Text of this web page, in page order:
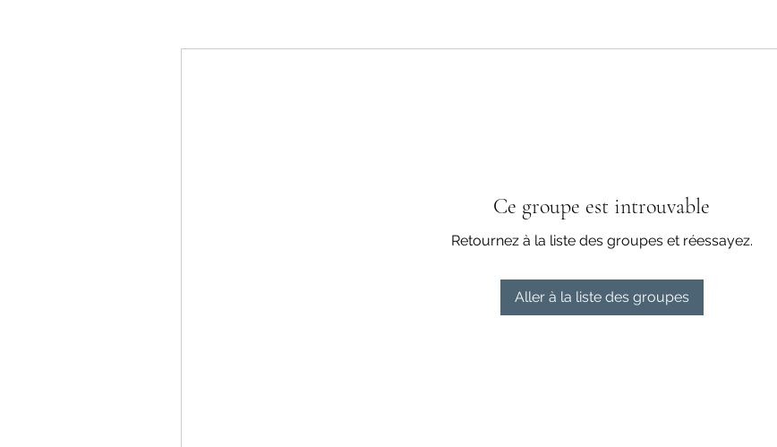
Ce groupe est introuvable
Retournez à la liste des groupes et réessayez.
Aller à la liste des groupes